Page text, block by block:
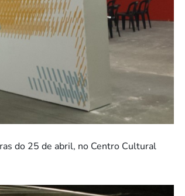
do 25 de abril, no Centro Cultural